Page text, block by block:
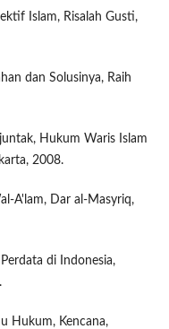
Islam, Risalah Gusti,
dan Solusinya, Raih
Hukum Waris Islam
2008.
A'lam, Dar al-Masyriq,
di Indonesia,
Hukum, Kencana,